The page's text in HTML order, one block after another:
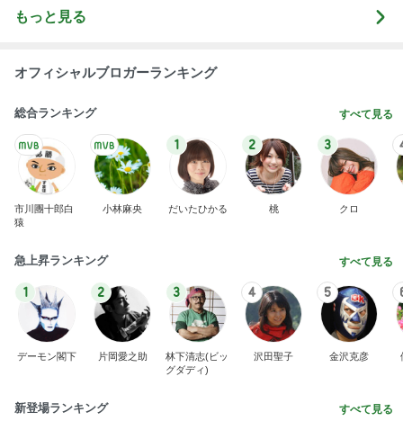
もっと見る
オフィシャルブロガーランキング
総合ランキング すべて見る
市川團十郎白
猿
小林麻央
1
だいたひかる
2
桃
3
クロ
急上昇ランキング すべて見る
1
デーモン閣下
2
片岡愛之助
3
林下清志(ビッ
グダディ)
4
沢田聖子
5
金沢克彦
新登場ランキング すべて見る